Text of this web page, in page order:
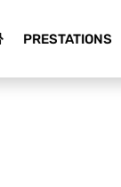
PRESTATIONS